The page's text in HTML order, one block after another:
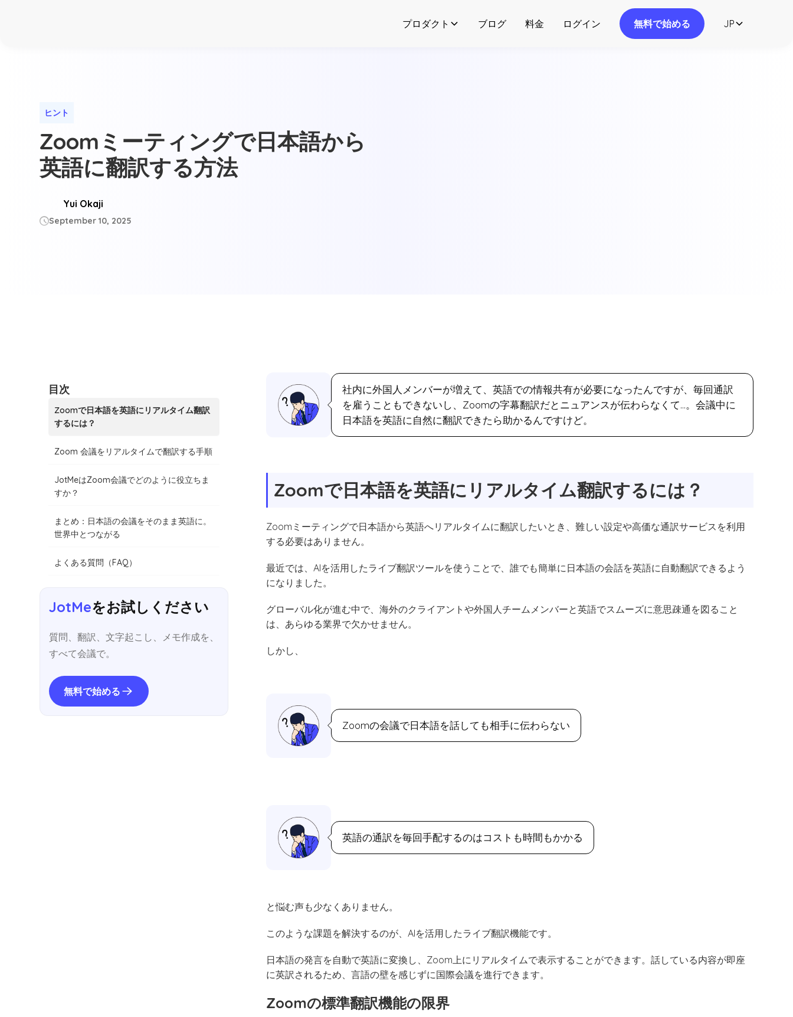
プロダクト ブログ 料金 ログイン 無料で始める JP
ヒント
Zoomミーティングで日本語から
英語に翻訳する方法
Yui Okaji
September 10, 2025
目次
Zoomで日本語を英語にリアルタイム翻訳
するには？
Zoom 会議をリアルタイムで翻訳する手順
JotMeはZoom会議でどのように役立ちま
すか？
まとめ：日本語の会議をそのまま英語に。
世界中とつながる
よくある質問（FAQ）
JotMeをお試しください
質問、翻訳、文字起こし、メモ作成を、
すべて会議で。
無料で始める
社内に外国人メンバーが増えて、英語での情報共有が必要になったんですが、毎回通訳
を雇うこともできないし、Zoomの字幕翻訳だとニュアンスが伝わらなくて…。会議中に
日本語を英語に自然に翻訳できたら助かるんですけど。
Zoomで日本語を英語にリアルタイム翻訳するには？
Zoomミーティングで日本語から英語へリアルタイムに翻訳したいとき、難しい設定や高価な通訳サービスを利用
する必要はありません。
最近では、AIを活用したライブ翻訳ツールを使うことで、誰でも簡単に日本語の会話を英語に自動翻訳できるよう
になりました。
グローバル化が進む中で、海外のクライアントや外国人チームメンバーと英語でスムーズに意思疎通を図ること
は、あらゆる業界で欠かせません。
しかし、
Zoomの会議で日本語を話しても相手に伝わらない
英語の通訳を毎回手配するのはコストも時間もかかる
と悩む声も少なくありません。
このような課題を解決するのが、AIを活用したライブ翻訳機能です。
日本語の発言を自動で英語に変換し、Zoom上にリアルタイムで表示することができます。話している内容が即座
に英訳されるため、言語の壁を感じずに国際会議を進行できます。
Zoomの標準翻訳機能の限界